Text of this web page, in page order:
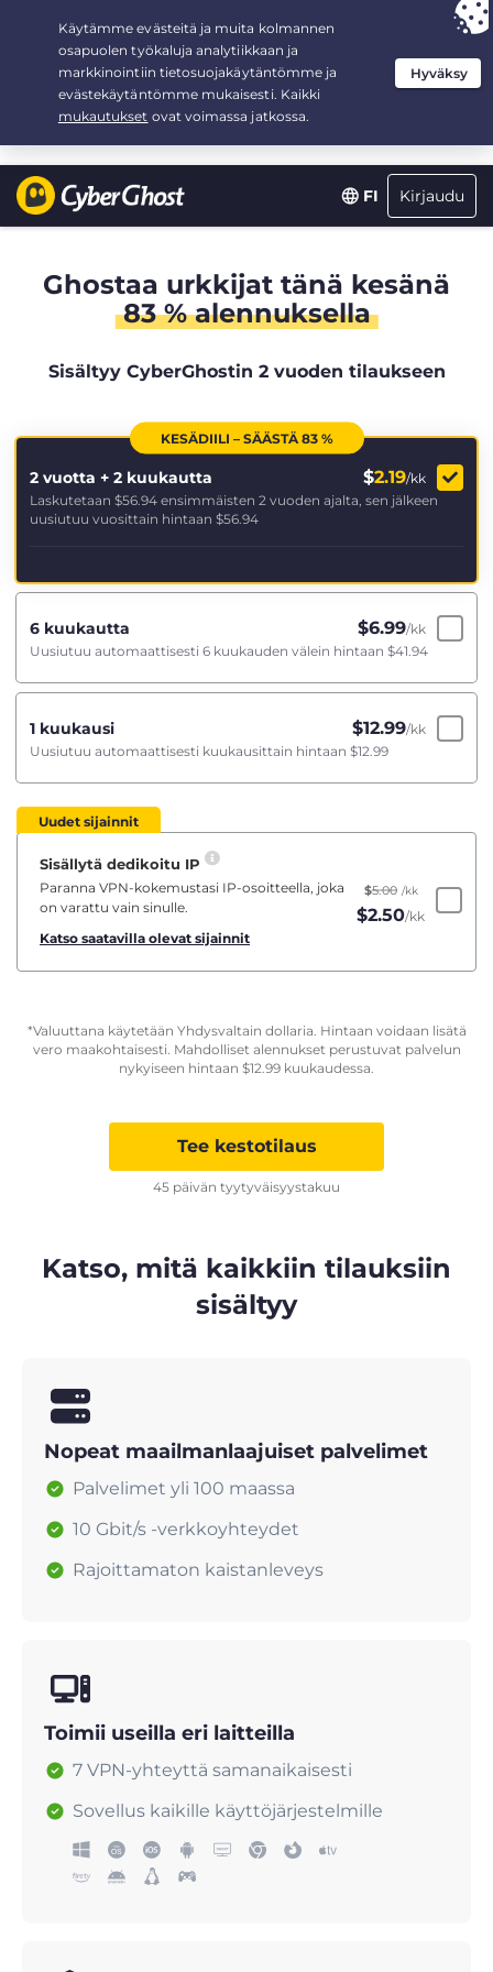
FI Kirjaudu
Your choice:The Best Dealfor 2.1666666666667-years at $
/month
Ghostaa urkkijat tänä kesänä
83 % alennuksella
Sisältyy CyberGhostin 2 vuoden tilaukseen
KESÄDIILI – SÄÄSTÄ 83 %
2 vuotta + 2 kuukautta $2.19/kk
Laskutetaan $56.94 ensimmäisten 2 vuoden ajalta, sen jälkeen
uusiutuu vuosittain hintaan $56.94
6 kuukautta $6.99/kk
Uusiutuu automaattisesti 6 kuukauden välein hintaan $41.94
1 kuukausi $12.99/kk
Uusiutuu automaattisesti kuukausittain hintaan $12.99
Uudet sijainnit
Sisällytä dedikoitu IP
Paranna VPN-kokemustasi IP-osoitteella, joka
on varattu vain sinulle.
Katso saatavilla olevat sijainnit
$5.00 /kk
$2.50/kk
*Valuuttana käytetään Yhdysvaltain dollaria. Hintaan voidaan lisätä
vero maakohtaisesti. Mahdolliset alennukset perustuvat palvelun
nykyiseen hintaan $12.99 kuukaudessa.
Tee kestotilaus
45 päivän tyytyväisyystakuu
Katso, mitä kaikkiin tilauksiin
sisältyy
Nopeat maailmanlaajuiset palvelimet
Palvelimet yli 100 maassa
10 Gbit/s -verkkoyhteydet
Rajoittamaton kaistanleveys
Toimii useilla eri laitteilla
7 VPN-yhteyttä samanaikaisesti
Sovellus kaikille käyttöjärjestelmille